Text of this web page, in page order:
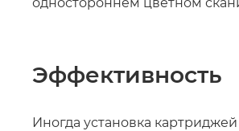
Эффективность
Иногда установка